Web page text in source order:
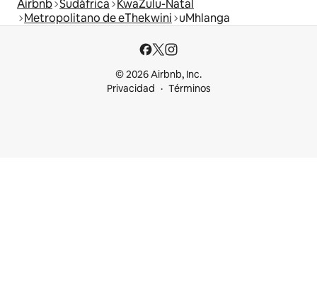
Airbnb Sudáfrica KwaZulu-Natal
Metropolitano de eThekwini uMhlanga
© 2026 Airbnb, Inc.
Privacidad
Términos